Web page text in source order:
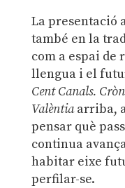
La presentació
també en la
com a espai de
llengua i el
Cent Canals.
Valèntiaarriba,
pensar què
continua
habitar eixe
perfilar-se.